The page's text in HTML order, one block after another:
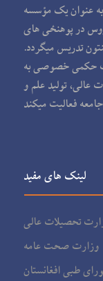
1395 خورشیدی به عنوان یک مؤسسه
در پوهنځی های
تدریس می‏گردد.
حکمی خصوصی به
تولید علم و
لینک های مفید
تحصیلات عالی
وزارت صحت عامه
طبی افغانستان